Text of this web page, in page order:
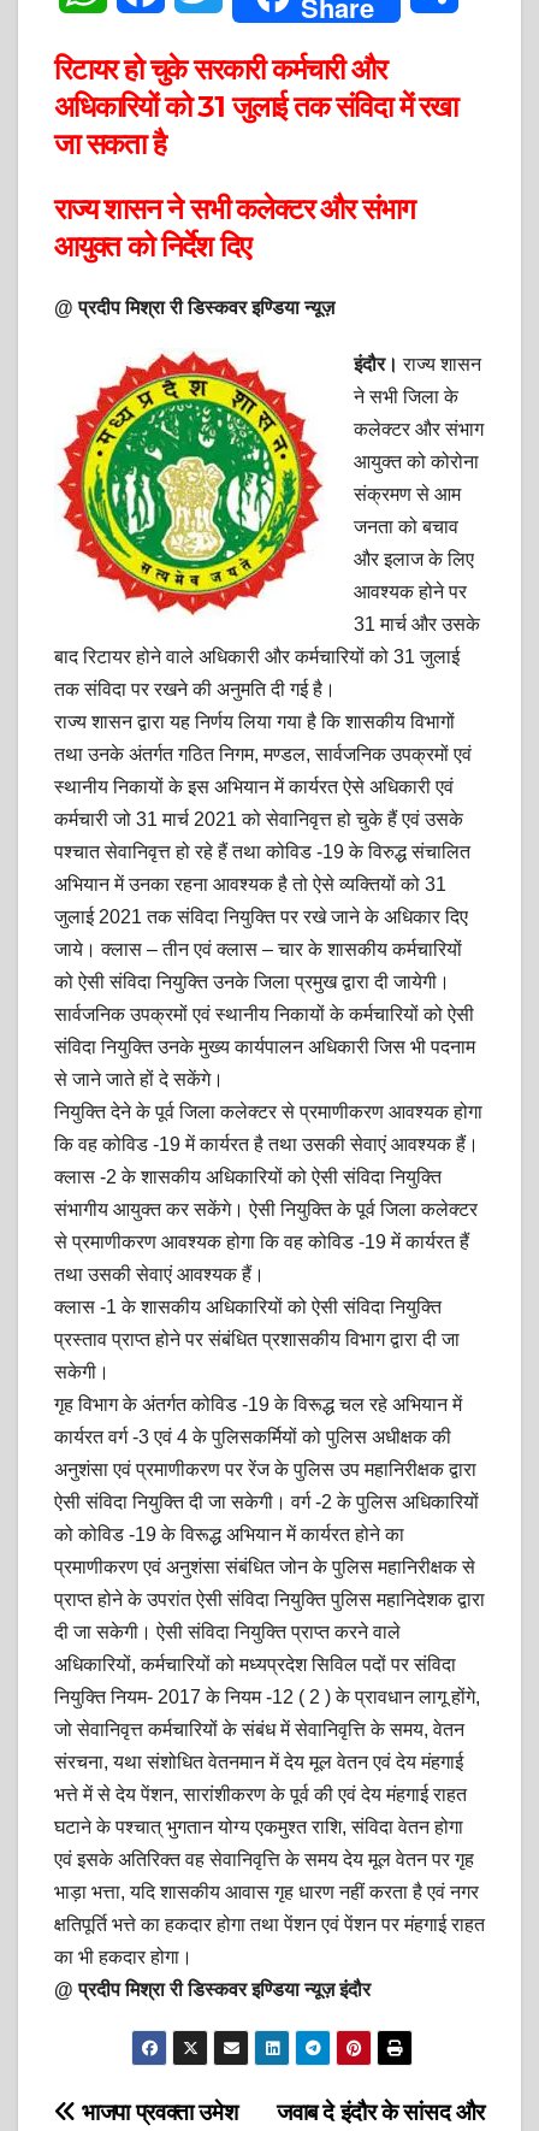
a
t
c
e
o
i
e
रिटायर हो चुके सरकारी कर्मचारी और
अधिकारियों को 31 जुलाई तक संविदा में रखा
जा सकता है
राज्य शासन ने सभी कलेक्टर और संभाग
आयुक्त को निर्देश दिए
@ प्रदीप मिश्रा री डिस्कवर इण्डिया न्यूज़
इंदौर। राज्य शासन
ने सभी जिला के
कलेक्टर और संभाग
आयुक्त को कोरोना
संक्रमण से आम
जनता को बचाव
और इलाज के लिए
आवश्यक होने पर
31 मार्च और उसके
बाद रिटायर होने वाले अधिकारी और कर्मचारियों को 31 जुलाई
तक संविदा पर रखने की अनुमति दी गई है।
राज्य शासन द्वारा यह निर्णय लिया गया है कि शासकीय विभागों
तथा उनके अंतर्गत गठित निगम, मण्डल, सार्वजनिक उपक्रमों एवं
स्थानीय निकायों के इस अभियान में कार्यरत ऐसे अधिकारी एवं
कर्मचारी जो 31 मार्च 2021 को सेवानिवृत्त हो चुके हैं एवं उसके
पश्चात सेवानिवृत्त हो रहे हैं तथा कोविड -19 के विरुद्ध संचालित
अभियान में उनका रहना आवश्यक है तो ऐसे व्यक्तियों को 31
जुलाई 2021 तक संविदा नियुक्ति पर रखे जाने के अधिकार दिए
जाये। क्लास – तीन एवं क्लास – चार के शासकीय कर्मचारियों
को ऐसी संविदा नियुक्ति उनके जिला प्रमुख द्वारा दी जायेगी।
सार्वजनिक उपक्रमों एवं स्थानीय निकायों के कर्मचारियों को ऐसी
संविदा नियुक्ति उनके मुख्य कार्यपालन अधिकारी जिस भी पदनाम
से जाने जाते हों दे सकेंगे।
नियुक्ति देने के पूर्व जिला कलेक्टर से प्रमाणीकरण आवश्यक होगा
कि वह कोविड -19 में कार्यरत है तथा उसकी सेवाएं आवश्यक हैं।
क्लास -2 के शासकीय अधिकारियों को ऐसी संविदा नियुक्ति
संभागीय आयुक्त कर सकेंगे। ऐसी नियुक्ति के पूर्व जिला कलेक्टर
से प्रमाणीकरण आवश्यक होगा कि वह कोविड -19 में कार्यरत हैं
तथा उसकी सेवाएं आवश्यक हैं।
क्लास -1 के शासकीय अधिकारियों को ऐसी संविदा नियुक्ति
प्रस्ताव प्राप्त होने पर संबंधित प्रशासकीय विभाग द्वारा दी जा
सकेगी।
गृह विभाग के अंतर्गत कोविड -19 के विरूद्ध चल रहे अभियान में
कार्यरत वर्ग -3 एवं 4 के पुलिसकर्मियों को पुलिस अधीक्षक की
अनुशंसा एवं प्रमाणीकरण पर रेंज के पुलिस उप महानिरीक्षक द्वारा
ऐसी संविदा नियुक्ति दी जा सकेगी। वर्ग -2 के पुलिस अधिकारियों
को कोविड -19 के विरूद्ध अभियान में कार्यरत होने का
प्रमाणीकरण एवं अनुशंसा संबंधित जोन के पुलिस महानिरीक्षक से
प्राप्त होने के उपरांत ऐसी संविदा नियुक्ति पुलिस महानिदेशक द्वारा
दी जा सकेगी। ऐसी संविदा नियुक्ति प्राप्त करने वाले
अधिकारियों, कर्मचारियों को मध्यप्रदेश सिविल पदों पर संविदा
नियुक्ति नियम- 2017 के नियम -12 ( 2 ) के प्रावधान लागू होंगे,
जो सेवानिवृत्त कर्मचारियों के संबंध में सेवानिवृत्ति के समय, वेतन
संरचना, यथा संशोधित वेतनमान में देय मूल वेतन एवं देय मंहगाई
भत्ते में से देय पेंशन, सारांशीकरण के पूर्व की एवं देय मंहगाई राहत
घटाने के पश्चात् भुगतान योग्य एकमुश्त राशि, संविदा वेतन होगा
एवं इसके अतिरिक्त वह सेवानिवृत्ति के समय देय मूल वेतन पर गृह
भाड़ा भत्ता, यदि शासकीय आवास गृह धारण नहीं करता है एवं नगर
क्षतिपूर्ति भत्ते का हकदार होगा तथा पेंशन एवं पेंशन पर मंहगाई राहत
का भी हकदार होगा।
@ प्रदीप मिश्रा री डिस्कवर इण्डिया न्यूज़ इंदौर
Post जवाब दे इंदौर के सांसद और
भाजपा प्रवक्ता उमेश